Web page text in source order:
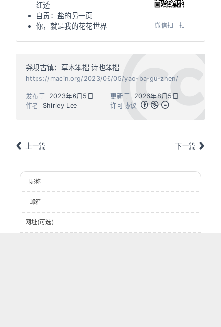
红透
自贡：盐的另一页
你，就是我的花花世界
微信扫一扫
尧坝古镇：草木笨拙 诗也笨拙
https://macin.org/2023/06/05/yao-ba-gu-zhen/
作者 Shirley Lee
发布于 2023年6月5日 更新于
2026年8月5日
许可协议
上一篇 下一篇
昵称
邮箱
网址(可选)